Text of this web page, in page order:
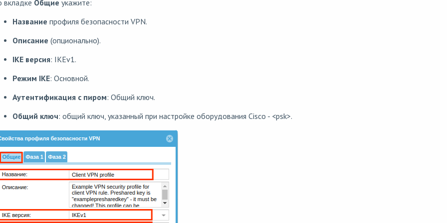
вкладке Общие укажите:
Название профиля безопасности VPN.
Описание (опционально).
IKE версия: IKEv1.
Режим IKE: Основной.
Аутентификация с пиром: Общий ключ.
Общий ключ: общий ключ, указанный при настройке оборудования Cisco - <psk>.